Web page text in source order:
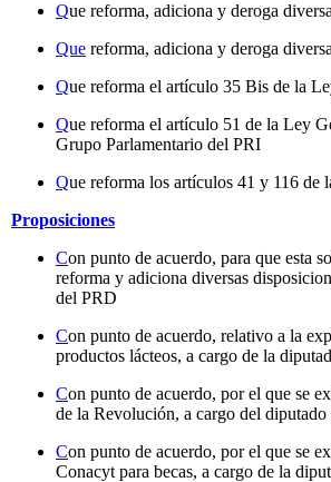
Que reforma, adiciona y deroga
Que reforma, adiciona y deroga
Que reforma el artículo 35 Bis de la
Que reforma el artículo 51 de la Ley
Grupo Parlamentario del PRI
Que reforma los artículos 41 y 116
Proposiciones
Con punto de acuerdo, para que esta
reforma y adiciona diversas
del PRD
Con punto de acuerdo, relativo a la
productos lácteos, a cargo de la
Con punto de acuerdo, por el que se
de la Revolución, a cargo del
Con punto de acuerdo, por el que se
Conacyt para becas, a cargo de la